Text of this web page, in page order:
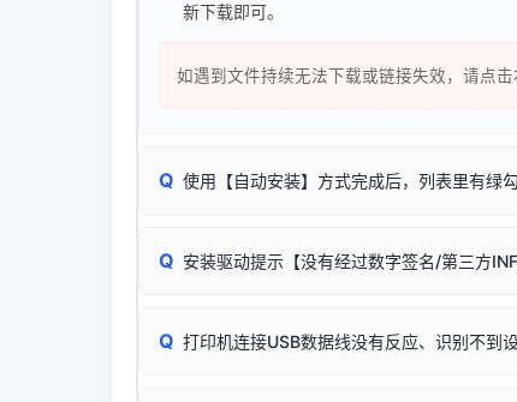
新下载即可。
如遇到文件持续无法下载或链接失效，请点击
Q 使用【自动安装】方式完成后，列表里有绿
由于本站驱动包集成了32位和64位驱动，自动
✔ 可以使用了
Q 安装驱动提示【没有经过数字签名/第三方
🛡️ 本站驱动均经过严格签名。但由于微软系统
Q 打印机连接USB数据线没有反应、识别不到设